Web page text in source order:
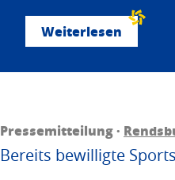
Weiterlesen
Pressemitteilung ·
Bereits bewilligte